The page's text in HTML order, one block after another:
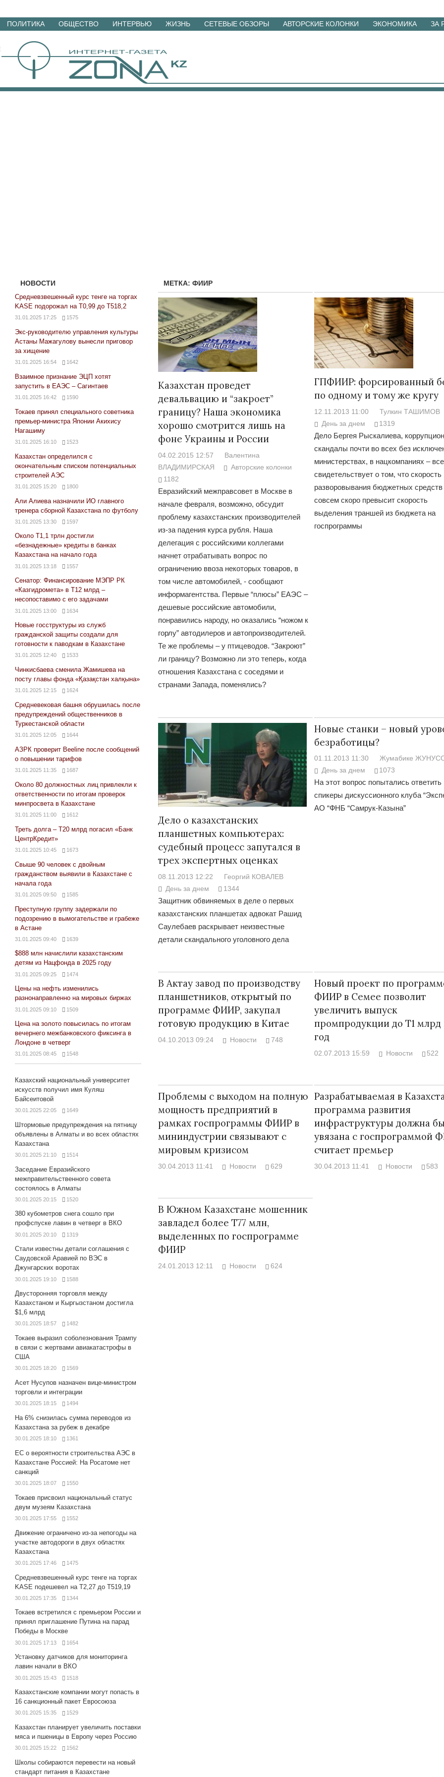
Перейти
материалам
ПОЛИТИКА ОБЩЕСТВО ИНТЕРВЬЮ ЖИЗНЬ СЕТЕВЫЕ ОБЗОРЫ АВТОРСКИЕ КОЛОНКИ ЭКОНОМИКА ЗА
МЕТКА:ФИИР
Казахстан проведет
девальвацию и “закроет”
границу? Наша экономика
хорошо смотрится лишь на
фоне Украины и России
04.02.2015 12:57
Валентина
ВЛАДИМИРСКАЯ
Авторские колонки
1182
Евразийский межправсовет в Москве в
начале февраля, возможно, обсудит
проблему казахстанских производителей
из-за падения курса рубля. Наша
делегация с российскими коллегами
начнет отрабатывать вопрос по
ограничению ввоза некоторых товаров, в
том числе автомобилей, - сообщают
информагентства. Первые “плюсы” ЕАЭС –
дешевые российские автомобили,
понравились народу, но оказались “ножом к
горлу” автодилеров и автопроизводителей.
Те же проблемы – у птицеводов. “Закроют”
ли границу? Возможно ли это теперь, когда
отношения Казахстана с соседями и
странами Запада, поменялись?
ГПФИИР: форсированный
по одному и тому же кругу
12.11.2013 11:00
Тулкин ТАШИМОВ
День за днем
1319
Дело Бергея Рыскалиева,
скандалы почти во всех без
министерствах, в нацкомпаниях –
свидетельствует о том, что скорость
разворовывания бюджетных средств
совсем скоро превысит скорость
выделения траншей из бюджета на
госпрограммы
Дело о казахстанских
планшетных компьютерах:
судебный процесс запутался в
трех экспертных оценках
08.11.2013 12:22
Георгий КОВАЛЕВ
День за днем
1344
Защитник обвиняемых в деле о первых
казахстанских планшетах адвокат Рашид
Саулебаев раскрывает неизвестные
детали скандального уголовного дела
Новые станки – новый
безработицы?
01.11.2013 11:30
Жумабике
День за днем
1073
На этот вопрос попытались ответить
спикеры дискуссионного клуба
АО “ФНБ “Самрук-Казына”
В Актау завод по производству
планшетников, открытый по
программе ФИИР, закупал
готовую продукцию в Китае
04.10.2013 09:24 Новости 748
Новый проект по
ФИИР в Семее позволит
увеличить выпуск
промпродукции до Т1 млрд
год
02.07.2013 15:59 Новости 522
Проблемы с выходом на полную
мощность предприятий в
рамках госпрограммы ФИИР в
мининдустрии связывают с
мировым кризисом
30.04.2013 11:41 Новости 629
Разрабатываемая в
программа развития
инфраструктуры должна
увязана с госпрограммой
считает премьер
30.04.2013 11:41 Новости 583
В Южном Казахстане мошенник
завладел более Т77 млн,
выделенных по госпрограмме
ФИИР
24.01.2013 12:11 Новости 624
НОВОСТИ
Средневзвешенный курс тенге на торгах
KASE подорожал на Т0,99 до Т518,2
31.01.2025 17:25 1575
Экс-руководителю управления культуры
Астаны Мажагулову вынесли приговор
за хищение
31.01.2025 16:54 1642
Взаимное признание ЭЦП хотят
запустить в ЕАЭС – Сагинтаев
31.01.2025 16:42 1590
Токаев принял специального советника
премьер-министра Японии Акихису
Нагашиму
31.01.2025 16:10 1523
Казахстан определился с
окончательным списком потенциальных
строителей АЭС
31.01.2025 15:20 1800
Али Алиева назначили ИО главного
тренера сборной Казахстана по футболу
31.01.2025 13:30 1597
Около Т1,1 трлн достигли
«безнадежные» кредиты в банках
Казахстана на начало года
31.01.2025 13:18 1557
Сенатор: Финансирование МЭПР РК
«Казгидромета» в Т12 млрд –
несопоставимо с его задачами
31.01.2025 13:00 1634
Новые госструктуры из служб
гражданской защиты создали для
готовности к паводкам в Казахстане
31.01.2025 12:40 1533
Чинкисбаева сменила Жамишева на
посту главы фонда «Қазақстан халқына»
31.01.2025 12:15 1624
Средневековая башня обрушилась после
предупреждений общественников в
Туркестанской области
31.01.2025 12:05 1644
АЗРК проверит Beeline после сообщений
о повышении тарифов
31.01.2025 11:35 1687
Около 80 должностных лиц привлекли к
ответственности по итогам проверок
минпросвета в Казахстане
31.01.2025 11:00 1612
Треть долга – Т20 млрд погасил «Банк
ЦентрКредит»
31.01.2025 10:45 1673
Свыше 90 человек с двойным
гражданством выявили в Казахстане с
начала года
31.01.2025 09:50 1585
Преступную группу задержали по
подозрению в вымогательстве и грабеже
в Астане
31.01.2025 09:40 1639
$888 млн начислили казахстанским
детям из Нацфонда в 2025 году
31.01.2025 09:25 1474
Цены на нефть изменились
разнонаправленно на мировых биржах
31.01.2025 09:10 1509
Цена на золото повысилась по итогам
вечернего межбанковского фиксинга в
Лондоне в четверг
31.01.2025 08:45 1548
Казахский национальный университет
искусств получил имя Куляш
Байсеитовой
30.01.2025 22:05 1649
Штормовые предупреждения на пятницу
объявлены в Алматы и во всех областях
Казахстана
30.01.2025 21:10 1514
Заседание Евразийского
межправительственного совета
состоялось в Алматы
30.01.2025 20:15 1520
380 кубометров снега сошло при
профспуске лавин в четверг в ВКО
30.01.2025 20:10 1319
Стали известны детали соглашения с
Саудовской Аравией по ВЭС в
Джунгарских воротах
30.01.2025 19:10 1588
Двусторонняя торговля между
Казахстаном и Кыргызстаном достигла
$1,6 млрд
30.01.2025 18:57 1482
Токаев выразил соболезнования Трампу
в связи с жертвами авиакатастрофы в
США
30.01.2025 18:20 1569
Асет Нусупов назначен вице-министром
торговли и интеграции
30.01.2025 18:15 1494
На 6% снизилась сумма переводов из
Казахстана за рубеж в декабре
30.01.2025 18:10 1361
ЕС о вероятности строительства АЭС в
Казахстане Россией: На Росатоме нет
санкций
30.01.2025 18:07 1550
Токаев присвоил национальный статус
двум музеям Казахстана
30.01.2025 17:55 1552
Движение ограничено из-за непогоды на
участке автодороги в двух областях
Казахстана
30.01.2025 17:46 1475
Средневзвешенный курс тенге на торгах
KASE подешевел на Т2,27 до Т519,19
30.01.2025 17:35 1344
Токаев встретился с премьером России и
принял приглашение Путина на парад
Победы в Москве
30.01.2025 17:13 1654
Установку датчиков для мониторинга
лавин начали в ВКО
30.01.2025 15:43 1518
Казахстанские компании могут попасть в
16 санкционный пакет Евросоюза
30.01.2025 15:35 1529
Казахстан планирует увеличить поставки
мяса и пшеницы в Европу через Россию
30.01.2025 15:22 1562
Школы собираются перевести на новый
стандарт питания в Казахстане
Народ выбрал свет
17.10.2024 17:00 29972
Война